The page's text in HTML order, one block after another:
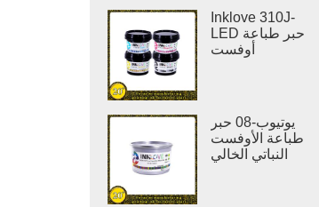
Inklove 310J-
LED حبر طباعة
أوفست
يوتيوب-08 حبر
طباعة الأوفست
النباتي الخالي